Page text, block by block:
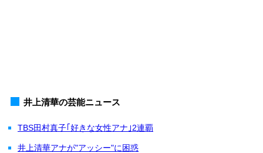
井上清華の芸能ニュース
TBS田村真子｢好きな女性アナ｣2連覇
井上清華アナが"アッシー"に困惑